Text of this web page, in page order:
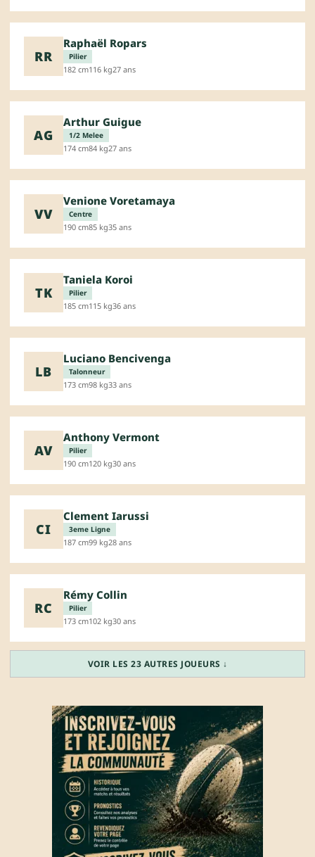
RR
Raphaël Ropars
Pilier
182 cm116 kg27 ans
AG
Arthur Guigue
1/2 Melee
174 cm84 kg27 ans
VV
Venione Voretamaya
Centre
190 cm85 kg35 ans
TK
Taniela Koroi
Pilier
185 cm115 kg36 ans
LB
Luciano Bencivenga
Talonneur
173 cm98 kg33 ans
AV
Anthony Vermont
Pilier
190 cm120 kg30 ans
CI
Clement Iarussi
3eme Ligne
187 cm99 kg28 ans
RC
Rémy Collin
Pilier
173 cm102 kg30 ans
VOIR LES 23 AUTRES JOUEURS ↓